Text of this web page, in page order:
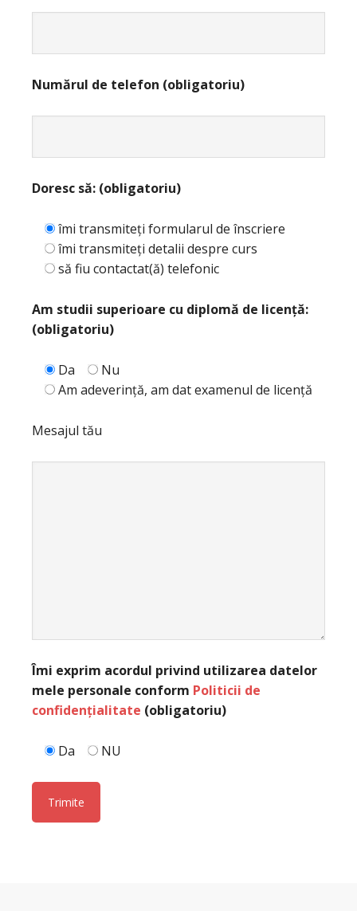
Numărul de telefon (obligatoriu)
Doresc să: (obligatoriu)
îmi transmiteți formularul de înscriere
îmi transmiteți detalii despre curs
să fiu contactat(ă) telefonic
Am studii superioare cu diplomă de licență:
(obligatoriu)
Da
Nu
Am adeverință, am dat examenul de licență
Mesajul tău
Îmi exprim acordul privind utilizarea datelor
mele personale conform Politicii de
confidențialitate (obligatoriu)
Da NU